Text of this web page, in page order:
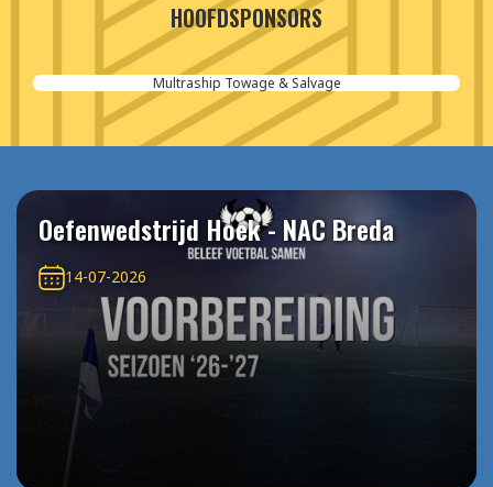
HOOFDSPONSORS
Multraship Towage & Salvage
Oefenwedstrijd Hoek - NAC Breda
14-07-2026